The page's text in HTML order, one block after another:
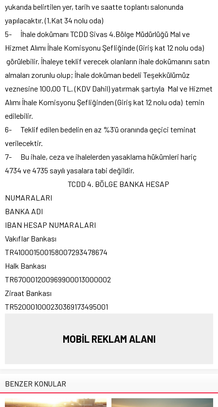
yukarıda belirtilen yer, tarih ve saatte toplantı salonunda
yapılacaktır. (1.Kat 34 nolu oda)
5- İhale dokümanı TCDD Sivas 4.Bölge Müdürlüğü Mal ve
Hizmet Alımı İhale Komisyonu Şefliğinde (Giriş kat 12 nolu oda)
görülebilir. İhaleye teklif verecek olanların ihale dokümanını satın
almaları zorunlu olup; İhale doküman bedeli Teşekkülümüz
veznesine 100,00 TL. (KDV Dahil) yatırmak şartıyla Mal ve Hizmet
Alımı İhale Komisyonu Şefliğinden (Giriş kat 12 nolu oda) temin
edilebilir.
6- Teklif edilen bedelin en az %3’ü oranında geçici teminat
verilecektir.
7- Bu ihale, ceza ve ihalelerden yasaklama hükümleri hariç
4734 ve 4735 sayılı yasalara tabi değildir.
TCDD 4. BÖLGE BANKA HESAP
NUMARALARI
BANKA ADI
IBAN HESAP NUMARALARI
Vakıflar Bankası
TR410001500158007293478674
Halk Bankası
TR670001200969900013000002
Ziraat Bankası
TR520001000230369173495001
MOBİL REKLAM ALANI
BENZER KONULAR